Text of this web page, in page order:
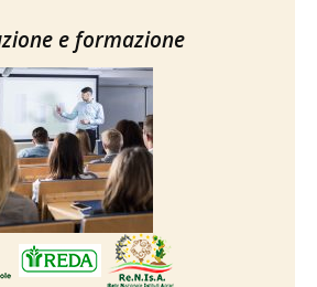
e formazione